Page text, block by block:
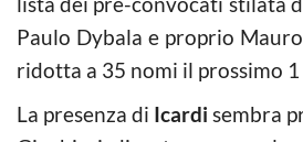
Paulo Dybala e proprio
ridotta a 35 nomi il prossimo
La presenza di Icardi sembra